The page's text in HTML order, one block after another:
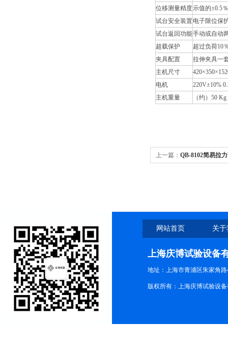
位移测量精度示值的±0.5
试台安全装置电子限位保
试台返回功能手动或自动
超载保护
超过负荷10
夹具配置
拉伸夹具一
主机尺寸
电机
220V±10%
主机重量
（约）
上一篇： QB-8102简易拉
网站首页 关
上海庆博试验设备
地址：上海市青浦区朱家角路
版权所有：上海庆博试验设